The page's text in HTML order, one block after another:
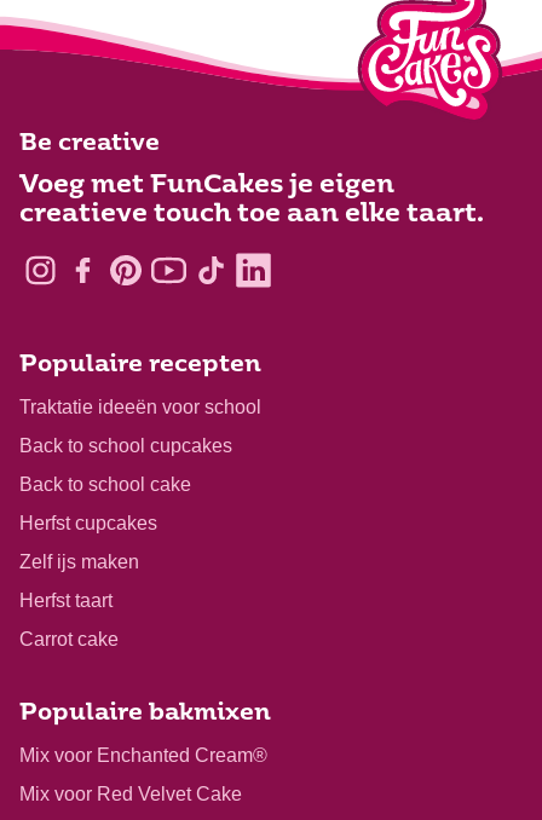
Be creative
Voeg met FunCakes je eigen
creatieve touch toe aan elke taart.
Populaire recepten
Traktatie ideeën voor school
Back to school cupcakes
Back to school cake
Herfst cupcakes
Zelf ijs maken
Herfst taart
Carrot cake
Populaire bakmixen
Mix voor Enchanted Cream®
Mix voor Red Velvet Cake